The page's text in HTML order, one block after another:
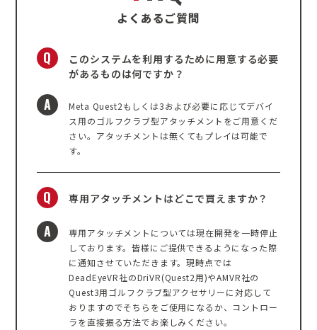
よ く あるご質問
Q
このシステムを利用するために用意する必要
があるものは何ですか？
A
Meta Quest2もしくは3および必要に応じてデバイ
ス用のゴルフクラブ型アタッチメントをご用意くだ
さい。アタッチメントは無くてもプレイは可能で
す。
Q 専用アタッチメントはどこで買えますか？
A
専用アタッチメントについては現在開発を一時停止
しております。皆様にご提供できるようになった際
に通知させていただきます。現時点では
DeadEyeVR社のDriVR(Quest2用)やAMVR社の
Quest3用ゴルフクラブ型アクセサリーに対応して
おりますのでそちらをご使用になるか、コントロー
ラを直接振る方法でお楽しみください。